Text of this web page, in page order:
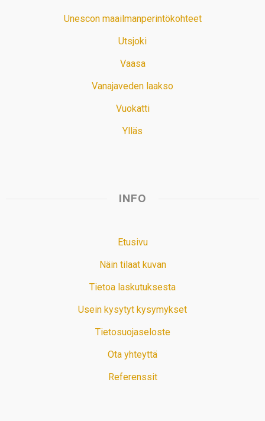
Unescon maailmanperintökohteet
Utsjoki
Vaasa
Vanajaveden laakso
Vuokatti
Ylläs
INFO
Etusivu
Näin tilaat kuvan
Tietoa laskutuksesta
Usein kysytyt kysymykset
Tietosuojaseloste
Ota yhteyttä
Referenssit